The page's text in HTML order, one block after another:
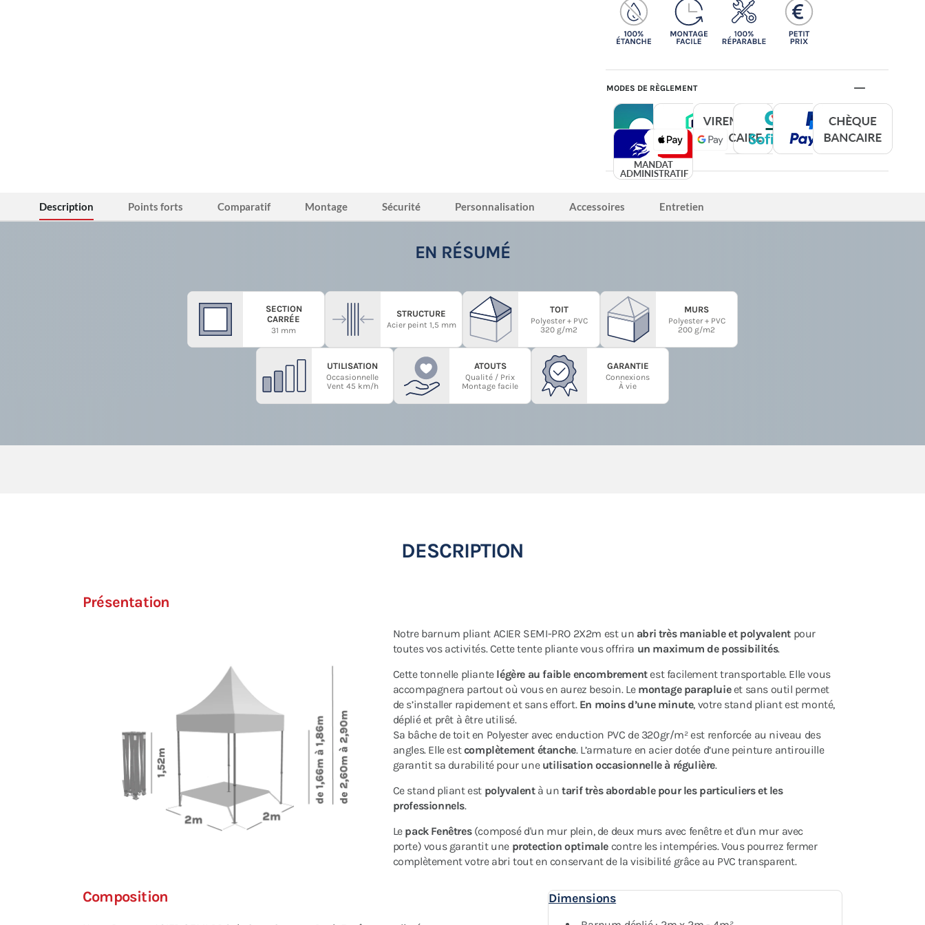
MODES DE RÈGLEMENT
Description Points forts Comparatif Montage Sécurité Personnalisation Accessoires Entretien
EN RÉSUMÉ
SECTION
CARRÉE
31 mm
STRUCTURE
Acier peint 1,5 mm
TOIT
Polyester + PVC
320 g/m2
MURS
Polyester + PVC
200 g/m2
UTILISATION
Occasionnelle
Vent 45 km/h
ATOUTS
Qualité / Prix
Montage facile
GARANTIE
Connexions
À vie
DESCRIPTION
Présentation
Notre barnum pliant ACIER SEMI-PRO 2X2m est un abri très maniable et polyvalent pour
toutes vos activités. Cette tente pliante vous offrira un maximum de possibilités.
Cette tonnelle pliante légère au faible encombrementest facilement transportable. Elle vous
accompagnera partout où vous en aurez besoin. Le montage parapluieet sans outil permet
de s’installer rapidement et sans effort. En moins d’une minute, votre stand pliant est monté,
déplié et prêt à être utilisé.
Sa bâche de toit en Polyester avec enduction PVC de 320gr/m² est renforcée au niveau des
angles. Elle estcomplètement étanche. L’armature en acier dotée d’une peinture antirouille
garantit sa durabilité pour uneutilisation occasionnelle à régulière.
Ce stand pliant est polyvalentà un tarif très abordable pour les particuliers et les
professionnels.
Le pack Fenêtres (composé d'un mur plein, de deux murs avec fenêtre et d'un mur avec
porte) vous garantit une protection optimale contre les intempéries. Vous pourrez fermer
complètement votre abri tout en conservant de la visibilité grâce au PVC transparent.
Composition Dimensions